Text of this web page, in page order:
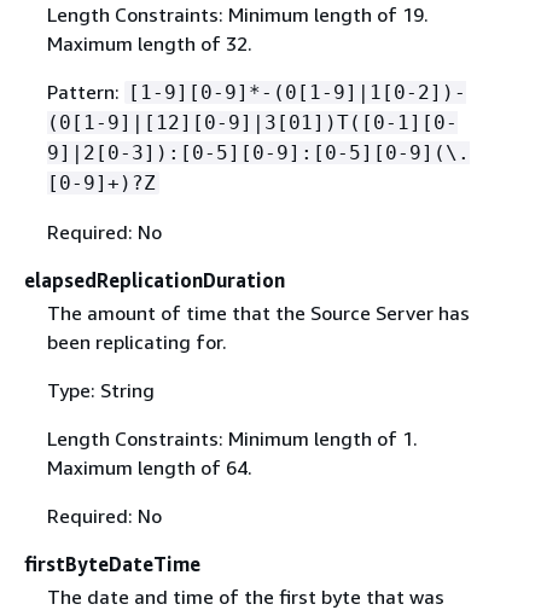
Length Constraints: Minimum length of 19.
Maximum length of 32.
Pattern: [1-9][0-9]*-(0[1-9]|1[0-2])-
(0[1-9]|[12][0-9]|3[01])T([0-1][0-
9]|2[0-3]):[0-5][0-9]:[0-5][0-9](\.
[0-9]+)?Z
Required: No
elapsedReplicationDuration
The amount of time that the Source Server has
been replicating for.
Type: String
Length Constraints: Minimum length of 1.
Maximum length of 64.
Required: No
firstByteDateTime
The date and time of the first byte that was